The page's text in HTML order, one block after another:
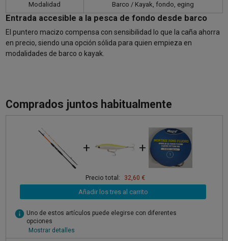
Modalidad Barco / Kayak, fondo, eging
Entrada accesible a la pesca de fondo desde barco
El puntero macizo compensa con sensibilidad lo que la caña ahorra
en precio, siendo una opción sólida para quien empieza en
modalidades de barco o kayak.
Comprados juntos habitualmente
+ +
Precio total: 32,60 €
Añadir los tres al carrito
info Uno de estos artículos puede elegirse con diferentes
opciones
Mostrar detalles